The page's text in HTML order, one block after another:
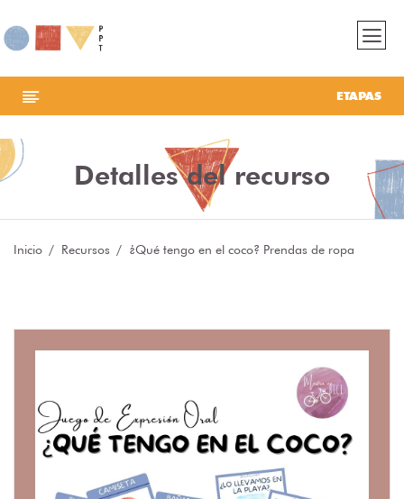
ETAPAS
Detalles del recurso
Inicio Recursos ¿Qué tengo en el coco? Prendas de ropa